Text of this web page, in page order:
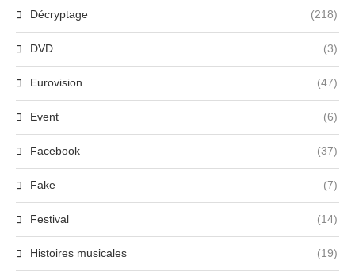
Décryptage (218)
DVD (3)
Eurovision (47)
Event (6)
Facebook (37)
Fake (7)
Festival (14)
Histoires musicales (19)